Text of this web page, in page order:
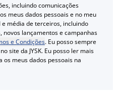
incluindo comunicações
meus dados pessoais e no meu
média de terceiros, incluindo
novos lançamentos e campanhas
e Condições. Eu posso sempre
site da JYSK. Eu posso ler mais
os meus dados pessoais na